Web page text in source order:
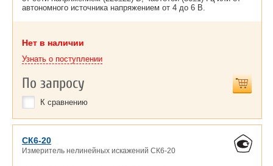
автономного источника напряжением от 4 до 6 В.
Нет в наличии
Узнать о поступлении
По запросу
К сравнению
СК6-20
Измеритель нелинейных искажений СК6-20